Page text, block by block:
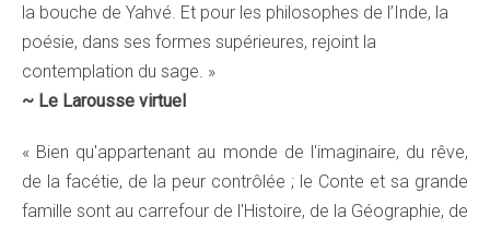
la bouche de Yahvé. Et pour les philosophes de l’Inde, la
poésie, dans ses formes supérieures, rejoint la
contemplation du sage. »
~ Le Larousse virtuel
« Bien qu'appartenant au monde de l'imaginaire, du rêve,
de la facétie, de la peur contrôlée ; le Conte et sa grande
famille sont au carrefour de l'Histoire, de la Géographie, de